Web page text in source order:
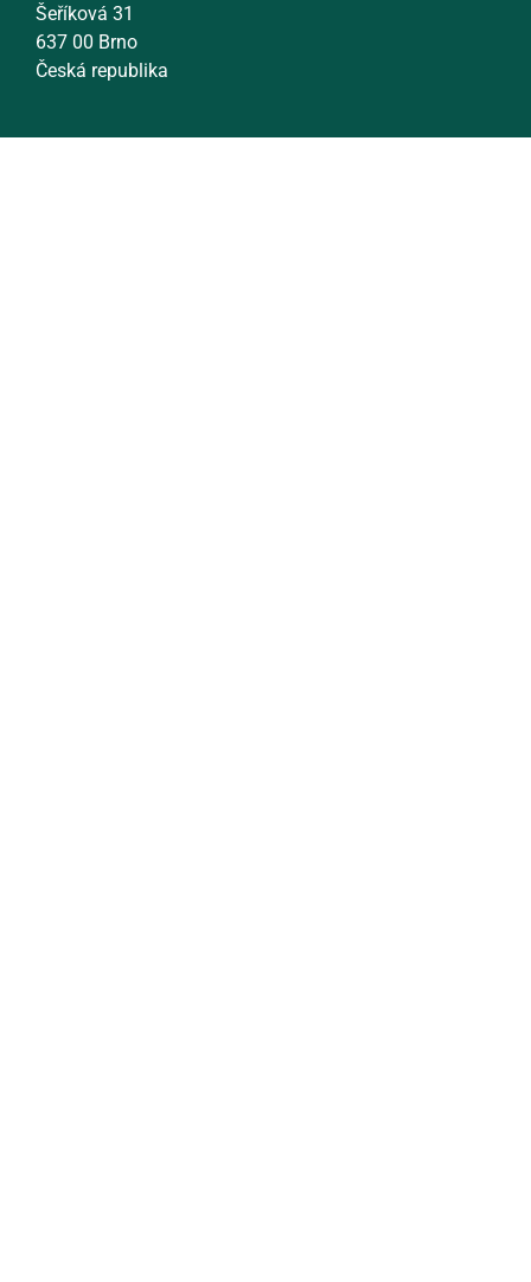
Šeříková 31
637 00 Brno
Česká republika